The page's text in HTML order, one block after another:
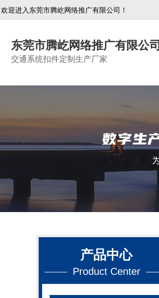
欢迎进入东莞市腾屹网络推广有限公司！
东莞市腾屹网络推广有限公司
交通系统扣件定制生产厂家
产品中心
Product Center